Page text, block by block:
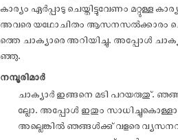
കാര്യം ഏർപ്പാടു ചെയ്തിട്ടുവേണം മറ്റുള്ള
അവരെ യഥോചിതം ആസനസൽക്കാരം
ത്തെ ചാക്യാരെ അറിയിച്ചു. അപ്പോൾ
ഞ്ഞു.
നമ്പൂരിമാർ
ചാക്യാർ ഇങ്ങനെ മടി പറയരുതു്.
ല്ലോ. അപ്പോൾ ഇതും
അല്ലെങ്കിൽ ഞങ്ങൾക്കു് വളരെ